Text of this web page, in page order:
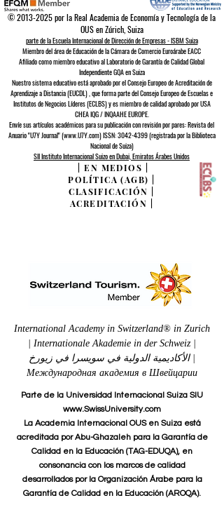
©2013-2025por la Real Academia de Economía y Tecnología de la
OUS en Zúrich, Suiza
parte de la Escuela Internacional de Dirección de Empresas - ISBM Suiza
Miembro del área de Educación de la Cámara de Comercio Euroárabe EACC
Afiliado como miembro educativo al Laboratorio de Garantía de Calidad Global
Independiente GQAen Suiza
Nuestro sistema educativo está aprobado por elConsejo Europeo deAcreditación de
Aprendizaje a Distancia (EUCDL), que forma parte delConsejo Europeo de Escuelas e
Institutos de Negocios Líderes (ECLBS)y es miembro de calidad aprobado por USA
CHEA IQG / INQAAHE EUROPE.
Envíe sus artículos académicos para su publicación con revisión por pares: Revista del
Anuario "U7Y Journal" (www.U7Y.com) ISSN: 3042-4399 (registrada por la Biblioteca
Nacional de Suiza)
SII Instituto Internacional Suizo en Dubai, Emiratos Árabes Unidos
|EN MEDIOS
POLÍTICA (AGB)
CLASIFICACIÓN
ACREDITACIÓN
International Academy in Switzerland® in Zurich
| Internationale Akademie in der Schweiz |
الأكاديمية الدولية في سويسرا في زيورخ |
Международная академия в Швейцарии
Parte de la Universidad Internacional Suiza SIU
www.SwissUniversity.com
La Academia Internacional OUS en Suiza está
acreditada por Abu-Ghazaleh para la Garantía de
Calidad en la Educación (TAG-EDUQA), en
consonancia con los marcos de calidad
desarrollados por la Organización Árabe para la
Garantía de Calidad en la Educación (AROQA).